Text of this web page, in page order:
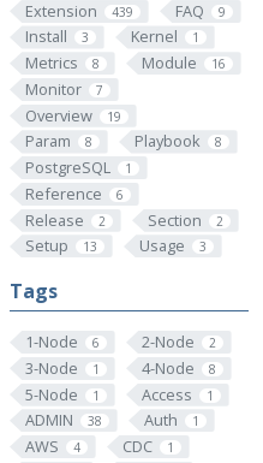
Extension 439 FAQ 9
Install 3 Kernel 1
Metrics 8 Module 16
Monitor 7
Overview 19
Param 8 Playbook 8
PostgreSQL 1
Reference 6
Release 2 Section 2
Setup 13 Usage 3
Tags
1-Node 6 2-Node 2
3-Node 1 4-Node 8
5-Node 1 Access 1
ADMIN 38 Auth 1
AWS 4 CDC 1